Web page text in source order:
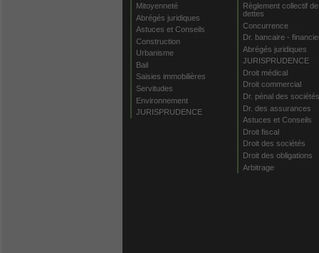
Mitoyenneté
Abrégés juridiques
Astuces et Conseils
Construction
Urbanisme
Bail
Saisies immobilières
Servitudes
Environnement
JURISPRUDENCE
Règlement collectif de
dettes
Concurrence
Dr. bancaire -
Abrégés juridiques
JURISPRUDENCE
Droit médical
Droit commercial
Dr. pénal des sociétés
Dr. des assurances
Astuces et Conseils
Droit fiscal
Droit des sociétés
Droit des obligations
Arbitrage